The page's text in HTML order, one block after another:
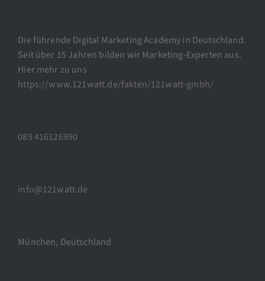
Die führende Digital Marketing Academy in Deutschland.
Seit über 15 Jahren bilden wir Marketing-Experten aus.
Hier mehr zu uns
https://www.121watt.de/fakten/121watt-gmbh/
089 416126990
info@121watt.de
München, Deutschland